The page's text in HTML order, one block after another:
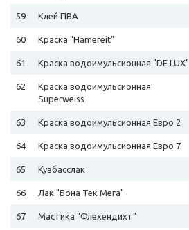
59 Клей ПВА
60 Краска "Hamereit"
61 Краска водоимульсионная "DE LUX"
62
Краска водоимульсионная
Superweiss
63 Краска водоимульсионная Евро 2
64 Краска водоимульсионная Евро 7
65 Кузбасслак
66 Лак "Бона Тек Мега"
67 Мастика "Флехендихт"